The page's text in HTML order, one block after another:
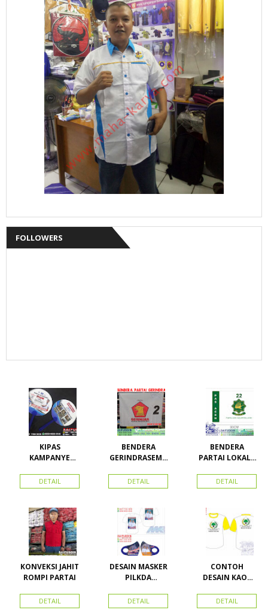
FOLLOWERS
KIPAS
KAMPANYE
DETAIL
BENDERA
GERINDRASEMU
DETAIL
BENDERA
PARTAI LOKAL /
ACEH
DETAIL
KONVEKSI JAHIT
ROMPI PARTAI
DETAIL
DESAIN MASKER
PILKDA
Calon Bupati &
Wakil Bupati
DETAIL
CONTOH
DESAIN KAOS
BAHAN PE
DOUBLE
DETAIL